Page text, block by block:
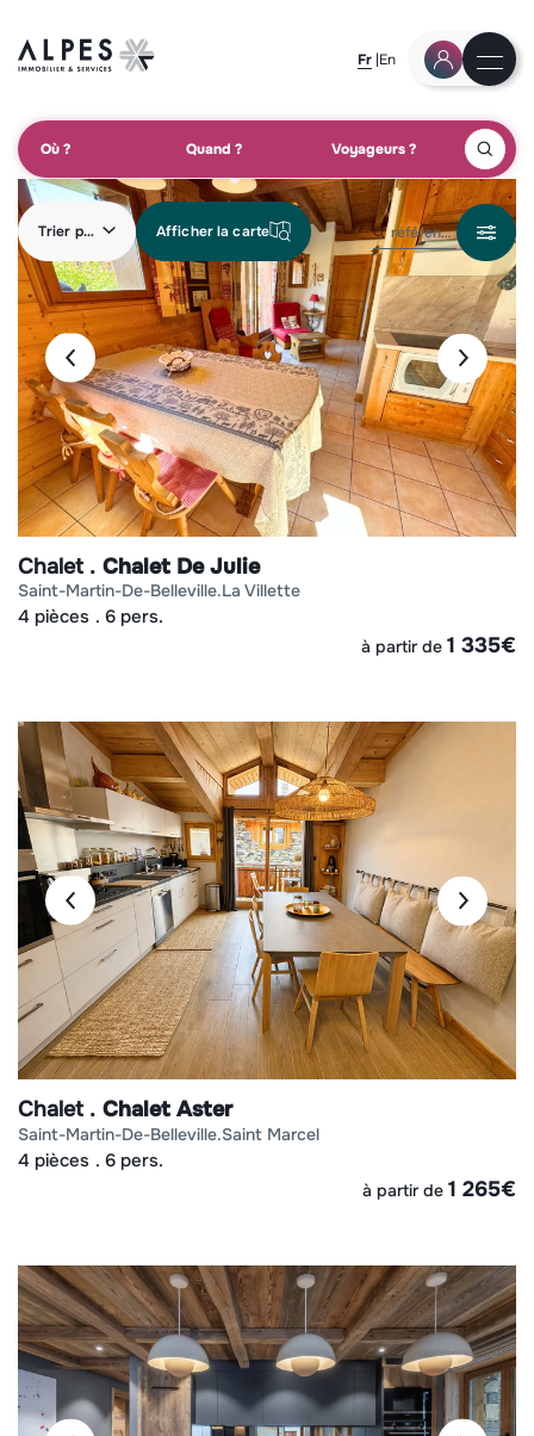
Fr En
Trier par Afficher la carte
Où ? Quand ? Voyageurs ?
référence
Chalet Chalet De Julie
saint-martin-de-belleville la villette
4 pièces 6 pers.
à partir de 1 335€
Chalet Chalet Aster
saint-martin-de-belleville saint marcel
4 pièces 6 pers.
à partir de 1 265€